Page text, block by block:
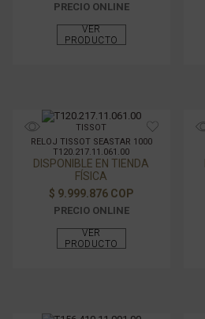
PRECIO ONLINE
VER
PRODUCTO
TISSOT
RELOJ TISSOT SEASTAR 1000
T120.217.11.061.00
$ 9.999.876 COP
DISPONIBLE EN TIENDA
FÍSICA
PRECIO ONLINE
VER
PRODUCTO